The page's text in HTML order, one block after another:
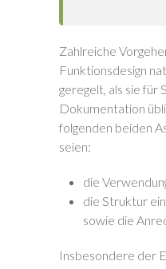
Zahlreiche
Funktionsdesign
geregelt, als sie für
Dokumentation
folgenden beiden
seien:
die
die Struktur
sowie die
Insbesondere der